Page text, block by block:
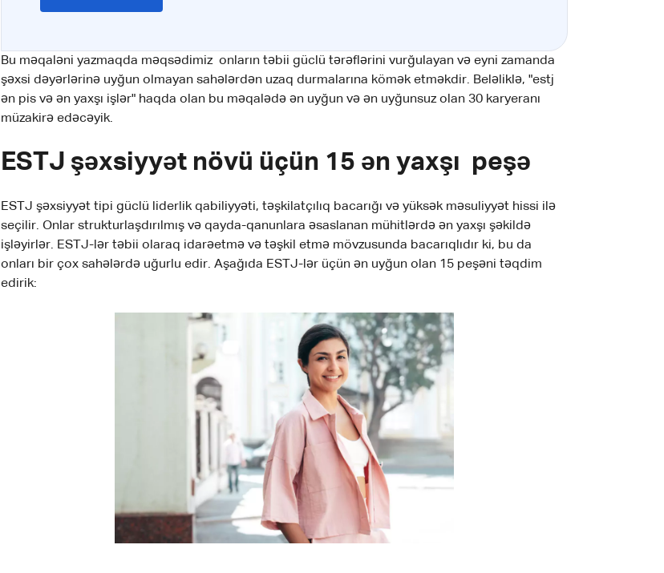
Bu məqaləni yazmaqda məqsədimiz onların təbii güclü tərəflərini vurğulayan və eyni zamanda
şəxsi dəyərlərinə uyğun olmayan sahələrdən uzaq durmalarına kömək etməkdir. Beləliklə, "estj
ən pis və ən yaxşı işlər" haqda olan bu məqalədə ən uyğun və ən uyğunsuz olan 30 karyeranı
müzakirə edəcəyik.
ESTJ şəxsiyyət növü üçün 15 ən yaxşı peşə
ESTJ şəxsiyyət tipi güclü liderlik qabiliyyəti, təşkilatçılıq bacarığı və yüksək məsuliyyət hissi ilə
seçilir. Onlar strukturlaşdırılmış və qayda-qanunlara əsaslanan mühitlərdə ən yaxşı şəkildə
işləyirlər. ESTJ-lər təbii olaraq idarəetmə və təşkil etmə mövzusunda bacarıqlıdır ki, bu da
onları bir çox sahələrdə uğurlu edir. Aşağıda ESTJ-lər üçün ən uyğun olan 15 peşəni təqdim
edirik: